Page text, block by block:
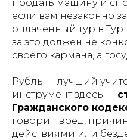
продать машину и
если вам незаконно
оплаченный тур в
за это должен не
своего кармана, а
Рубль — лучший
инструмент здесь —
Гражданского
говорит: вред,
действиями или